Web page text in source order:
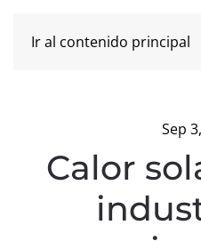
Ir al contenido principal
Sep
Calor